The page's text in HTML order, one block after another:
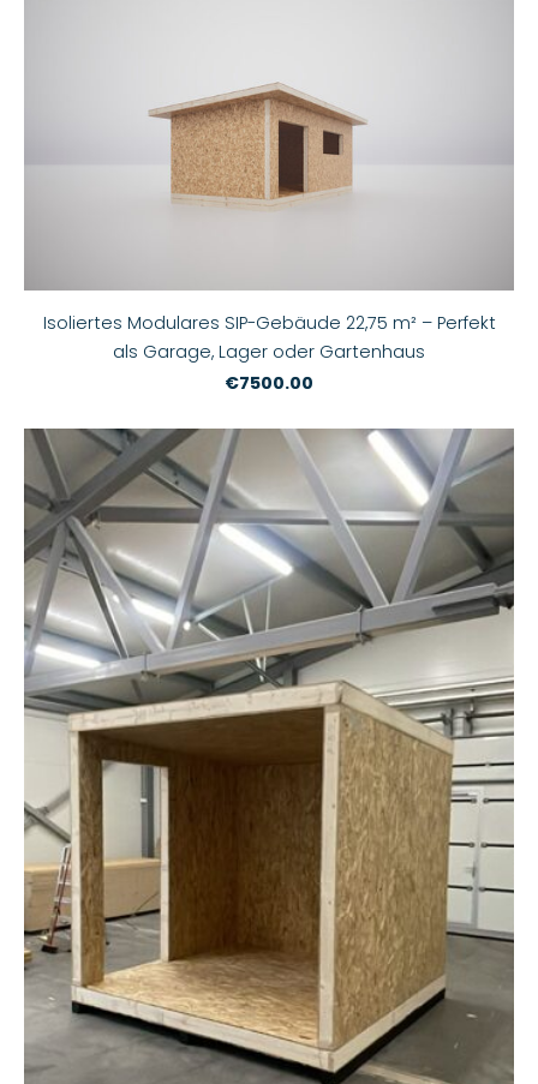
Isoliertes Modulares SIP-Gebäude 22,75 m² – Perfekt
als Garage, Lager oder Gartenhaus
€7500.00